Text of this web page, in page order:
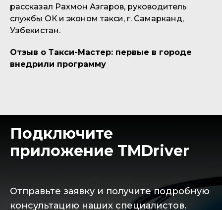
рассказал Рахмон Азгаров, руководитель
службы ОК и эконом такси, г. Самарканд,
Узбекистан.
Отзыв о Такси-Мастер: первые в городе
внедрили программу
Подключите
приложение TMDriver
Отправьте заявку и получите подробную
консультацию наших специалистов.